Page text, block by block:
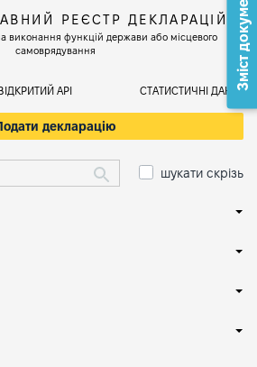
РЕЄСТР ДЕКЛАРАЦІЙ
виконання функцій держави або місцевого
самоврядування
АРІ СТАТИСТИЧНІ ДАНІ
декларацію
шукати скрізь
Зміст документа